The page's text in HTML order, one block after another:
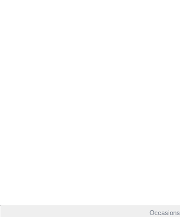
Occasions